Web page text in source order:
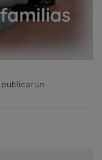
publicar un